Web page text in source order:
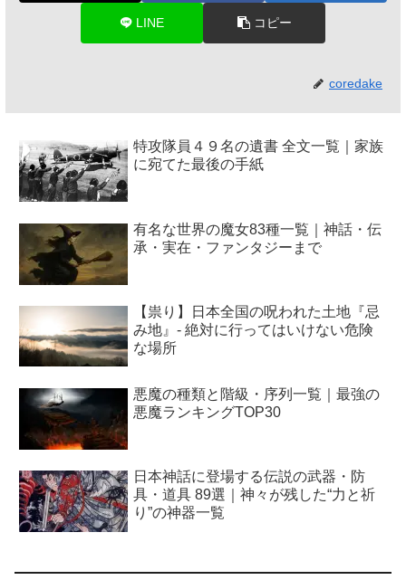
LINE コピー
coredake
特攻隊員４９名の遺書 全文一覧｜家族
に宛てた最後の手紙
有名な世界の魔女83種一覧｜神話・伝
承・実在・ファンタジーまで
【祟り】日本全国の呪われた土地『忌
み地』- 絶対に行ってはいけない危険
な場所
悪魔の種類と階級・序列一覧｜最強の
悪魔ランキングTOP30
日本神話に登場する伝説の武器・防
具・道具 89選｜神々が残した“力と祈
り”の神器一覧